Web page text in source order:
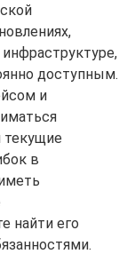
доступным.
и
текущие
в
найти его